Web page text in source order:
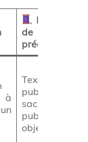
Matériaux
de
prédilection
à
Textiles
publicitaires,
sacs
publicitaires,
objets plats.